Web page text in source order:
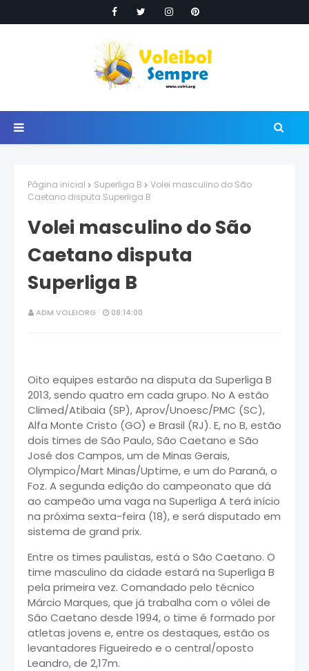
Página inicial Superliga B
Volei masculino do São
Caetano disputa Superliga B
Volei masculino do São
Caetano disputa
Superliga B
ADM VOLEIORG 08:14:00
Oito equipes estarão na disputa da Superliga B
2013, sendo quatro em cada grupo. No A estão
Climed/Atibaia (SP), Aprov/Unoesc/PMC (SC),
Alfa Monte Cristo (GO) e Brasil (RJ). E, no B, estão
dois times de São Paulo, São Caetano e São
José dos Campos, um de Minas Gerais,
Olympico/Mart Minas/Uptime, e um do Paraná, o
Foz. A segunda edição do campeonato que dá
ao campeão uma vaga na Superliga A terá início
na próxima sexta-feira (18), e será disputado em
sistema de grand prix.
Entre os times paulistas, está o São Caetano. O
time masculino da cidade estará na Superliga B
pela primeira vez. Comandado pelo técnico
Márcio Marques, que já trabalha com o vôlei de
São Caetano desde 1994, o time é formado por
atletas jovens e, entre os destaques, estão os
levantadores Figueiredo e o central/oposto
Leandro, de 2,17m.